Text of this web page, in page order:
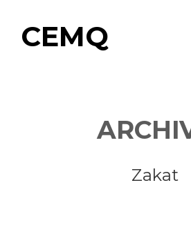
CEMQ
Zakat